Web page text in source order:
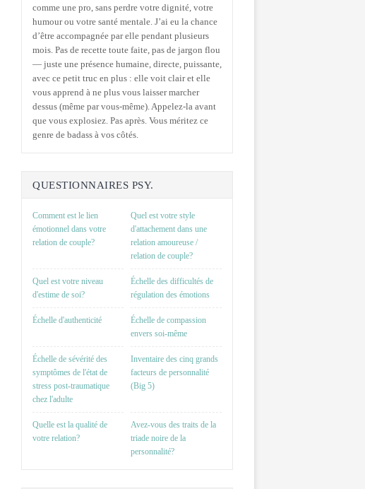
comme une pro, sans perdre votre dignité, votre
humour ou votre santé mentale. J’ai eu la chance
d’être accompagnée par elle pendant plusieurs
mois. Pas de recette toute faite, pas de jargon flou
— juste une présence humaine, directe, puissante,
avec ce petit truc en plus : elle voit clair et elle
vous apprend à ne plus vous laisser marcher
dessus (même par vous-même). Appelez-la avant
que vous explosiez. Pas après. Vous méritez ce
genre de badass à vos côtés.
QUESTIONNAIRES PSY.
Comment est le lien
émotionnel dans votre
relation de couple?
Quel est votre style
d'attachement dans une
relation amoureuse /
relation de couple?
Quel est votre niveau
d'estime de soi?
Échelle des difficultés de
régulation des émotions
Échelle d'authenticité
Échelle de compassion
envers soi-même
Échelle de sévérité des
symptômes de l'état de
stress post-traumatique
chez l'adulte
Inventaire des cinq grands
facteurs de personnalité
(Big 5)
Quelle est la qualité de
votre relation?
Avez-vous des traits de la
triade noire de la
personnalité?